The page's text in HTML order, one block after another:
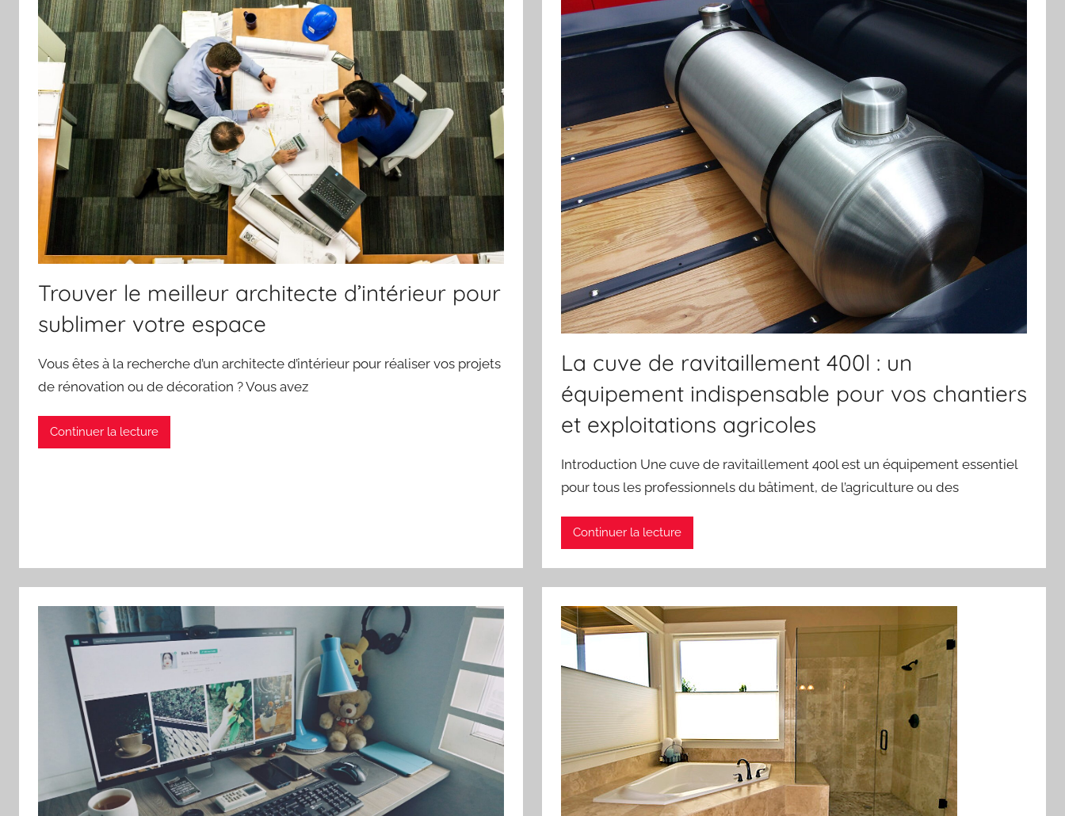
Trouver le meilleur architecte d’intérieur pour
sublimer votre espace
Vous êtes à la recherche d’un architecte d’intérieur pour réaliser vos projets
de rénovation ou de décoration ? Vous avez
Continuer la lecture
La cuve de ravitaillement 400l : un
équipement indispensable pour vos chantiers
et exploitations agricoles
Introduction Une cuve de ravitaillement 400l est un équipement essentiel
pour tous les professionnels du bâtiment, de l’agriculture ou des
Continuer la lecture